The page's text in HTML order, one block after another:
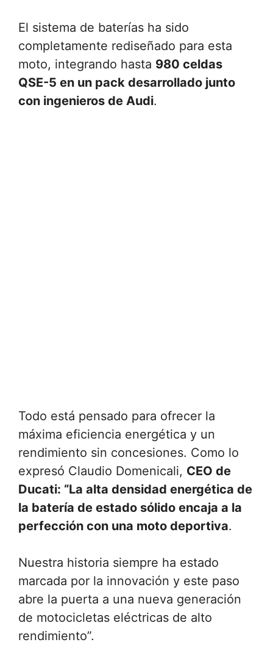
El sistema de baterías ha sido
completamente rediseñado para esta
moto, integrando hasta 980 celdas
QSE-5 en un pack desarrollado junto
con ingenieros de Audi.
Todo está pensado para ofrecer la
máxima eficiencia energética y un
rendimiento sin concesiones. Como lo
expresó Claudio Domenicali, CEO de
Ducati: “La alta densidad energética de
la batería de estado sólido encaja a la
perfección con una moto deportiva.
Nuestra historia siempre ha estado
marcada por la innovación y este paso
abre la puerta a una nueva generación
de motocicletas eléctricas de alto
rendimiento”.